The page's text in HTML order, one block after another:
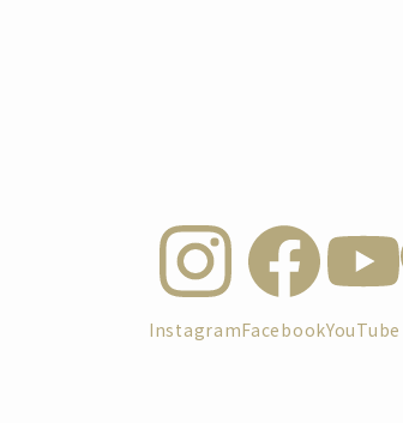
InstagramFacebookYouTube